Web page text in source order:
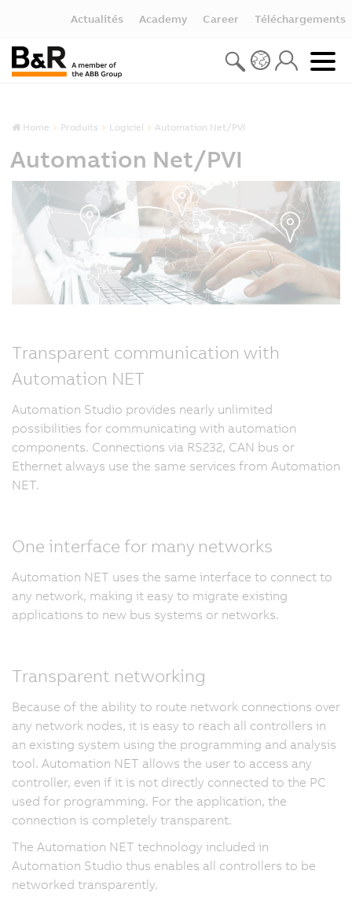
Actualités Academy Career Téléchargements
Home Produits Logiciel Automation Net/PVI
Automation Net/PVI
Transparent communication with
Automation NET
Automation Studio provides nearly unlimited
possibilities for communicating with automation
components. Connections via RS232, CAN bus or
Ethernet always use the same services from Automation
NET.
One interface for many networks
Automation NET uses the same interface to connect to
any network, making it easy to migrate existing
applications to new bus systems or networks.
Transparent networking
Because of the ability to route network connections over
any network nodes, it is easy to reach all controllers in
an existing system using the programming and analysis
tool. Automation NET allows the user to access any
controller, even if it is not directly connected to the PC
used for programming. For the application, the
connection is completely transparent.
The Automation NET technology included in
Automation Studio thus enables all controllers to be
networked transparently.